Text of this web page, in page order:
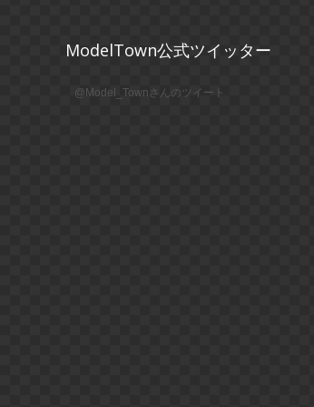
ModelTown公式ツイッター
@Model_Townさんのツイート